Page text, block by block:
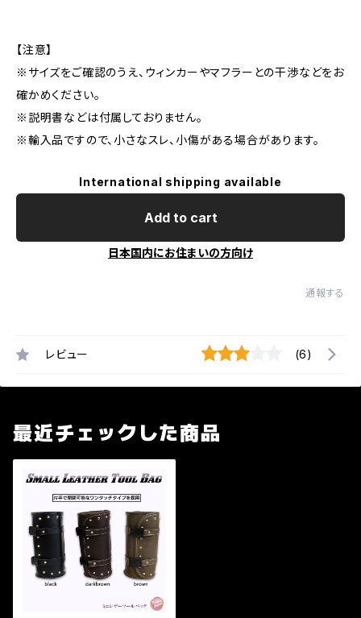
【注意】
※サイズをご確認のうえ、ウィンカーやマフラーとの干渉などをお
確かめください。
※説明書などは付属しておりません。
※輸入品ですので、小さなスレ、小傷がある場合があります。
International shipping available
Add to cart
日本国内にお住まいの方向け
通報する
レビュー (6)
最近チェックした商品